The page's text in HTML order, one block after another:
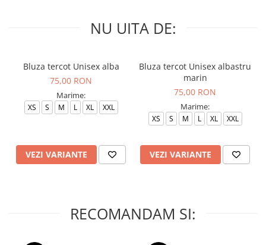
NU UITA DE:
Bluza tercot Unisex alba
75,00 RON
Marime:
XS S M L XL XXL
VEZI VARIANTE
Bluza tercot Unisex albastru
marin
75,00 RON
Marime:
XS S M L XL XXL
VEZI VARIANTE
RECOMANDAM SI: